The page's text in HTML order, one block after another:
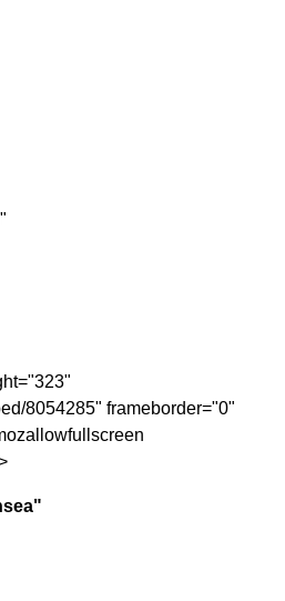
8054285" frameborder="0"